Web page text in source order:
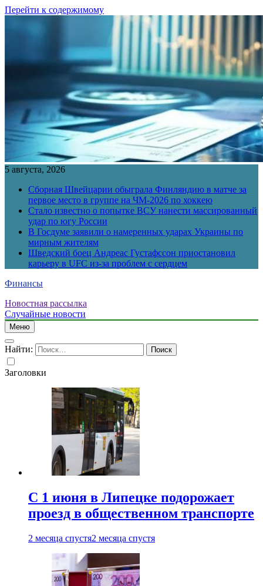
Перейти к содержимому
5 августа, 2026
Сборная Швейцарии обыграла Финляндию в матче за
первое место в группе на ЧМ-2026 по хоккею
Стало известно о попытке ВСУ нанести массированный
удар по югу России
В Госдуме заявили о намеренных ударах Украины по
мирным жителям
Шведский боец Андреас Густафссон приостановил
карьеру в UFC из-за проблем с сердцем
Финансы
Новостная рассылка
Случайные новости
Меню
Найти:
Заголовки
С 1 июня в Липецке подорожает
проезд в общественном транспорте
2 месяца спустя2 месяца спустя